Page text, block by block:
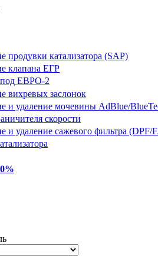
продувки катализатора (SAP)
клапана ЕГР
ЕВРО-2
вихревых заслонок
и удаление мочевины AdBlue/
скорости
и удаление сажевого фильтра (DPF/